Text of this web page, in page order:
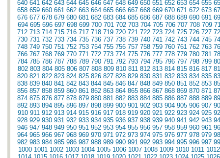
640 641 642 643 644 645 646 647 648 649 650 651 652 653 654 655
658 659 660 661 662 663 664 665 666 667 668 669 670 671 672 673
676 677 678 679 680 681 682 683 684 685 686 687 688 689 690 691
694 695 696 697 698 699 700 701 702 703 704 705 706 707 708 709
712 713 714 715 716 717 718 719 720 721 722 723 724 725 726 727
730 731 732 733 734 735 736 737 738 739 740 741 742 743 744 745
748 749 750 751 752 753 754 755 756 757 758 759 760 761 762 763
766 767 768 769 770 771 772 773 774 775 776 777 778 779 780 781
784 785 786 787 788 789 790 791 792 793 794 795 796 797 798 799
802 803 804 805 806 807 808 809 810 811 812 813 814 815 816 817
820 821 822 823 824 825 826 827 828 829 830 831 832 833 834 835
838 839 840 841 842 843 844 845 846 847 848 849 850 851 852 853
856 857 858 859 860 861 862 863 864 865 866 867 868 869 870 871
874 875 876 877 878 879 880 881 882 883 884 885 886 887 888 889
892 893 894 895 896 897 898 899 900 901 902 903 904 905 906 907
910 911 912 913 914 915 916 917 918 919 920 921 922 923 924 925
928 929 930 931 932 933 934 935 936 937 938 939 940 941 942 943
946 947 948 949 950 951 952 953 954 955 956 957 958 959 960 961
964 965 966 967 968 969 970 971 972 973 974 975 976 977 978 979
982 983 984 985 986 987 988 989 990 991 992 993 994 995 996 997
1000 1001 1002 1003 1004 1005 1006 1007 1008 1009 1010 1011 1012